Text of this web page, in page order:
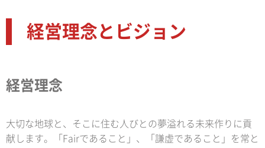
経営理念とビジョン
経営理念
大切な地球と、そこに住む人びとの夢溢れる未来作りに貢
献します。「Fairであること」、「謙虚であること」を常と